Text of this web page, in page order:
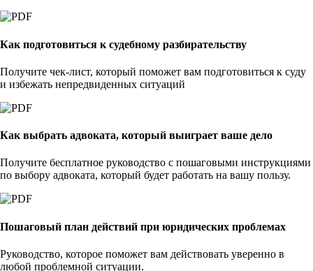
Как подготовиться к судебному разбирательству
Получите чек-лист, который поможет вам подготовиться к суду
и избежать непредвиденных ситуаций
Как выбрать адвоката, который выиграет ваше дело
Получите бесплатное руководство с пошаговыми инструкциями
по выбору адвоката, который будет работать на вашу пользу.
Пошаговый план действий при юридических проблемах
Руководство, которое поможет вам действовать уверенно в
любой проблемной ситуации.